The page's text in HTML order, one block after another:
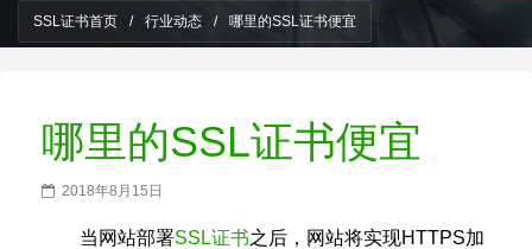
SSL证书首页 / 行业动态 / 哪里的SSL证书便宜
哪里的SSL证书便宜
2018年8月15日
当网站部署SSL证书之后，网站将实现HTTPS加